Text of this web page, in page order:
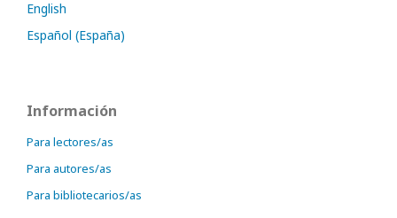
English
Español (España)
Información
Para lectores/as
Para autores/as
Para bibliotecarios/as